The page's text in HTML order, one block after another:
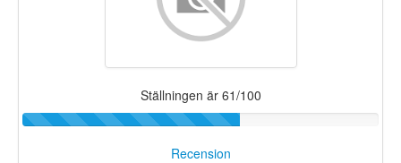
Ställningen är 61/100
Recension